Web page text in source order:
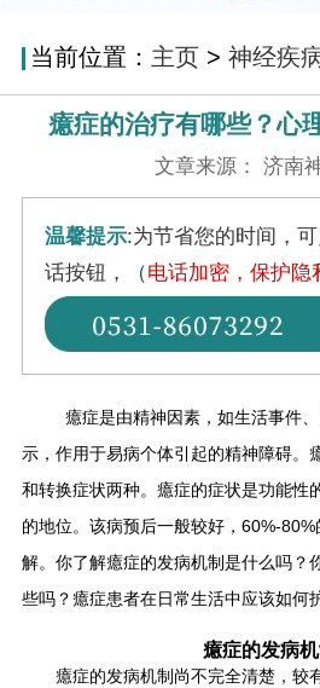
当前位置： 主页 >神经疾
癔症的治疗有哪些？心
文章来源： 济南
温馨提示:为节省您的时间，
话按钮，（电话加密，保护隐
癔症是由精神因素，如生活事件、
示，作用于易病个体引起的精神障碍。
和转换症状两种。癔症的症状是功能性
的地位。该病预后一般较好，60%-
解。你了解癔症的发病机制是什么吗？
些吗？癔症患者在日常生活中应该如何
癔症的发病机
癔症的发病机制尚不完全清楚，较